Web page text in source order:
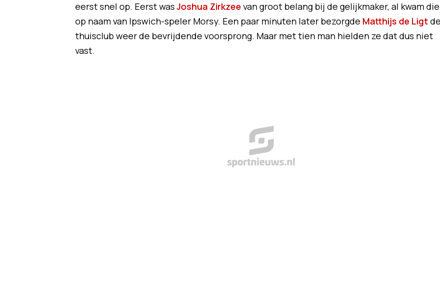
eerst snel op. Eerst wasJoshua Zirkzee van groot belang bij de gelijkmaker, al kwam die
op naam van Ipswich-speler Morsy. Een paar minuten later bezorgde Matthijs de Ligt
thuisclub weer de bevrijdende voorsprong. Maar met tien man hielden ze dat dus niet
vast.